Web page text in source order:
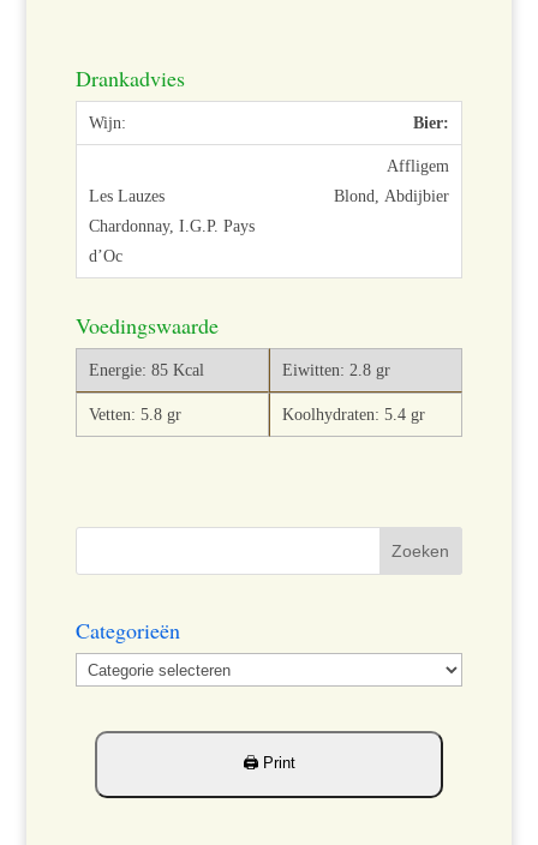
Drankadvies
Bier:
Affligem
Blond, Abdijbier
Voedingswaarde
Energie: 85 Kcal Eiwitten: 2.8 gr
Vetten: 5.8 gr Koolhydraten: 5.4 gr
Categorieën
Categorieën